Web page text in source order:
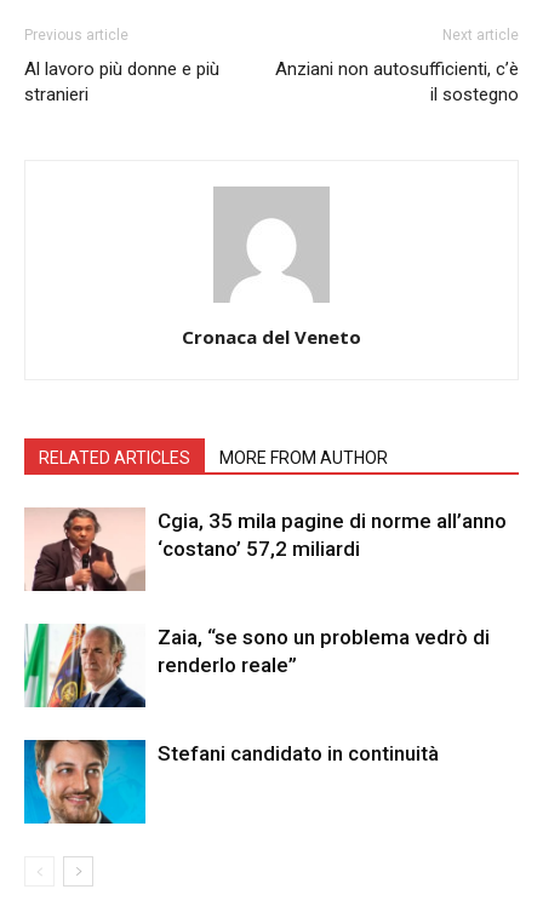
Previous article
Al lavoro più donne e più
stranieri
Next article
Anziani non autosufficienti, c’è
il sostegno
Cronaca del Veneto
RELATED ARTICLES MORE FROM AUTHOR
Cgia, 35 mila pagine di norme all’anno
‘costano’ 57,2 miliardi
Zaia, “se sono un problema vedrò di
renderlo reale”
Stefani candidato in continuità